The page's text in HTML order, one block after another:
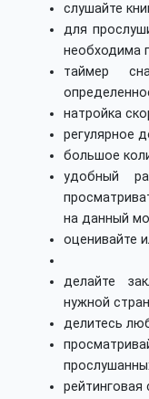
слушайте
для
необходима
таймер
натройка
регулярное
большое
удобный
на данный
оценивайте
делайте
нужной
делитесь